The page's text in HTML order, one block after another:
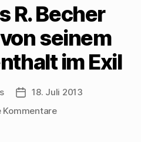
R. Becher
seinem
im Exil
Beitragsdatum
18. Juli 2013
Kommentarezu